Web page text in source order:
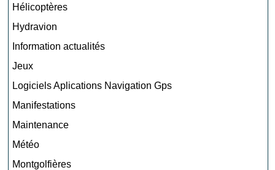
Hélicoptères
Hydravion
Information actualités
Jeux
Logiciels Aplications Navigation Gps
Manifestations
Maintenance
Météo
Montgolfières